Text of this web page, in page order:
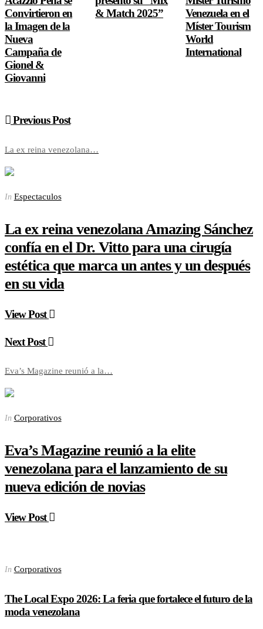
Convirtieron en
la Imagen de la
Nueva
Campaña de
Gionel &
Giovanni
& Match 2025”
Venezuela en el
Míster Tourism
World
International
Previous Post
La ex reina venezolana…
In Espectaculos
La ex reina venezolana Amazing Sánchez
confía en el Dr. Vitto para una cirugía
estética que marca un antes y un después
en su vida
View Post
Next Post
Eva’s Magazine reunió a la…
In Corporativos
Eva’s Magazine reunió a la elite
venezolana para el lanzamiento de su
nueva edición de novias
View Post
In Corporativos
The Local Expo 2026: La feria que fortalece el futuro de la
moda venezolana